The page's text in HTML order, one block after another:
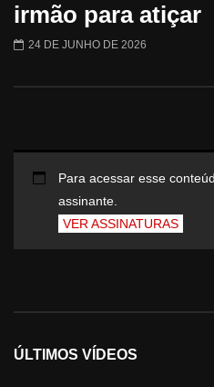
irmão para atiçar
24 DE JUNHO DE 2026
Para acessar esse
assinante.
VER ASSINATURAS
ÚLTIMOS VÍDEOS